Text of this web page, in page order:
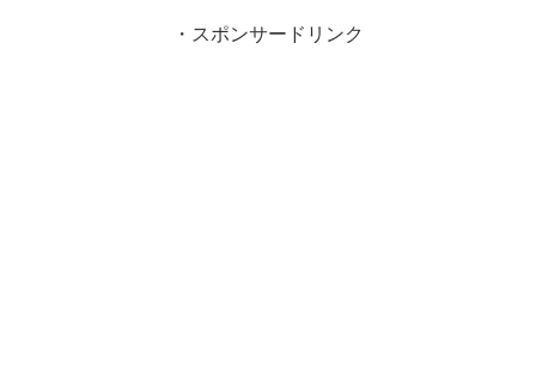
・スポンサードリンク